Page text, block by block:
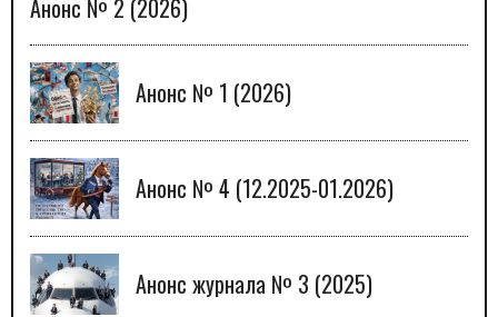
Анонс № 2 (2026)
Анонс № 1 (2026)
Анонс № 4 (12.2025-01.2026)
Анонс журнала № 3 (2025)